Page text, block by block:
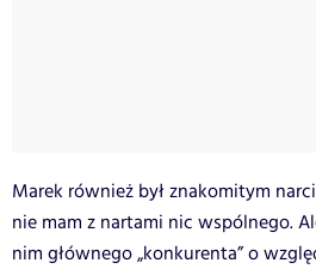
Marek również był znakomitym
nie mam z nartami nic wspólnego.
nim głównego „konkurenta” o